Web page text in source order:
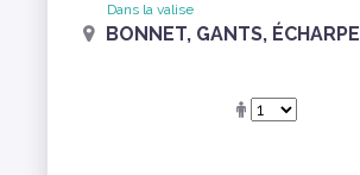
Dans la valise
BONNET, GANTS, ÉCHARPE